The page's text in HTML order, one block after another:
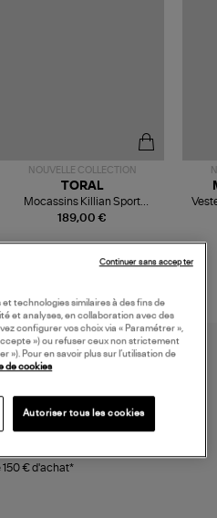
NOUVELLE COLLECTION
189,00 €
TORAL
Mocassins Killian Sport
Mousse
150 € d'achat*
technologies similaires à des fins de
et analyses, en collaboration avec des
configurer vos choix via « Paramétrer »,
») ou refuser ceux non strictement
»). Pour en savoir plus sur l’utilisation de
de cookies
Autoriser tous les cookies
Continuer sans accepter